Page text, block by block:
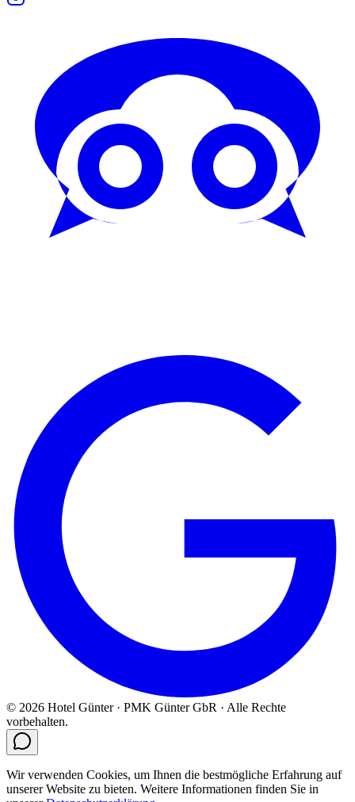
© 2026 Hotel Günter · PMK Günter GbR · Alle Rechte
vorbehalten.
Wir verwenden Cookies, um Ihnen die bestmögliche Erfahrung auf
unserer Website zu bieten. Weitere Informationen finden Sie in